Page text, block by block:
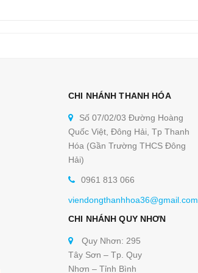
CHI NHÁNH THANH HÓA
Số 07/02/03 Đường Hoàng
Quốc Việt, Đông Hải, Tp Thanh
Hóa (Gần Trường THCS Đông
Hải)
0961 813 066
viendongthanhhoa36@gmail.com
CHI NHÁNH QUY NHƠN
Quy Nhơn: 295
Tây Sơn – Tp. Quy
Nhơn – Tỉnh Bình